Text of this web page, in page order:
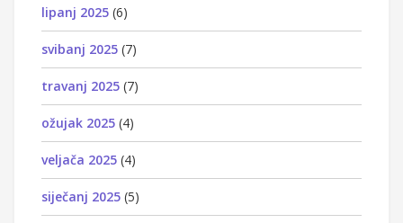
lipanj 2025 (6)
svibanj 2025 (7)
travanj 2025 (7)
ožujak 2025 (4)
veljača 2025 (4)
siječanj 2025 (5)